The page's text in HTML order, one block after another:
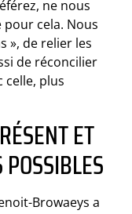
ne nous
cela. Nous
», de relier les
de réconcilier
celle, plus
ET
Browaeys a